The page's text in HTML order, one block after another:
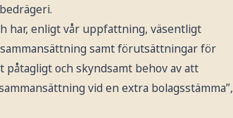
har, enligt vår uppfattning, väsentligt
samt förutsättningar för
och skyndsamt behov av att
vid en extra bolagsstämma”,